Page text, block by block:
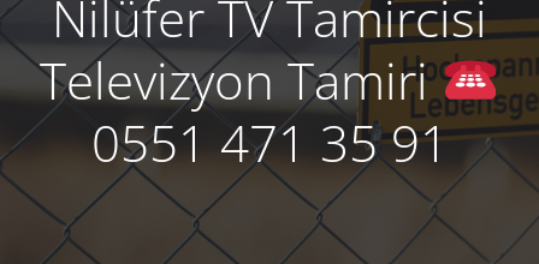
Nilüfer TV Tamircisi
Televizyon Tamiri
0551 471 35 91